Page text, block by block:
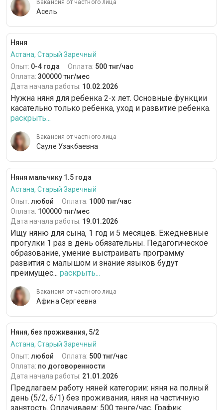
Вакансия от частного лица
Асель
Няня
Астана, Старый Заречный
Опыт: 0-4 года Оплата: 500 тнг/час
Оплата: 300000 тнг/мес
Дата начала работы: 10.02.2026
Нужна няня для ребенка 2-х лет. Основные функции
касательно только ребенка, уход и развитие ребенка.
раскрыть...
Вакансия от частного лица
Сауле Узакбаевна
Няня мальчику 1.5 года
Астана, Старый Заречный
Опыт: любой Оплата: 1000 тнг/час
Оплата: 100000 тнг/мес
Дата начала работы: 19.01.2026
Ищу няню для сына, 1 год и 5 месяцев. Ежедневные
прогулки 1 раз в день обязательны. Педагогическое
образование, умение выстраивать программу
развития с малышом и знание языков будут
преимущес... раскрыть...
Вакансия от частного лица
Афина Сергеевна
Няня, без проживания, 5/2
Астана, Старый Заречный
Опыт: любой Оплата: 500 тнг/час
Оплата: по договоренности
Дата начала работы: 21.01.2026
Предлагаем работу няней категории: няня на полный
день (5/2, 6/1) без проживания, няня на частичную
занятость. Оплачиваем: 500 тенге/час. График: